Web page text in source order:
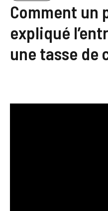
Comment un
expliqué
une tasse de